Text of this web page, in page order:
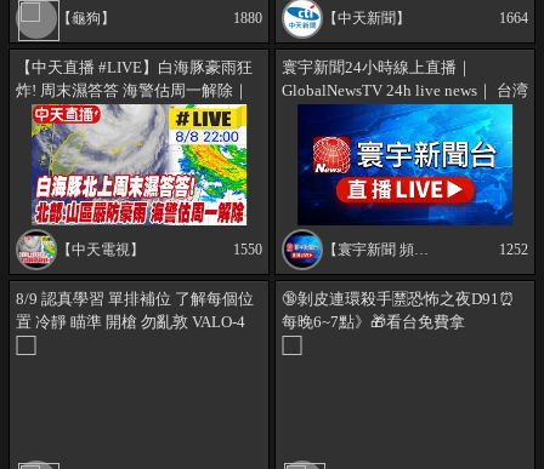
【龜狗】 1880 【中天新聞】 1664
【中天直播 #LIVE】白海豚豪雨狂
炸! 周末濕答答 海警估周一解除｜
連江縣8/9(日)停班停課.新竹縣
8/9(日)部分地區正常上班.停止上課
20260808 @中天新聞CtiNews
【中天電視】 1550
寰宇新聞24小時線上直播｜
GlobalNewsTV 24h live news｜ 台湾
のニュース24時間ライブ配信中 ｜
대만 뉴스 생방송
【寰宇新聞 頻道】 1252
8/9 認真學習 單排補位 了解每個位
置 冷靜 瞄準 開槍 勿亂敦 VALO-4
🔞剝皮連環殺手🈲恐怖之夜D91⏰
每晚6~7點》🎁看台免費拿